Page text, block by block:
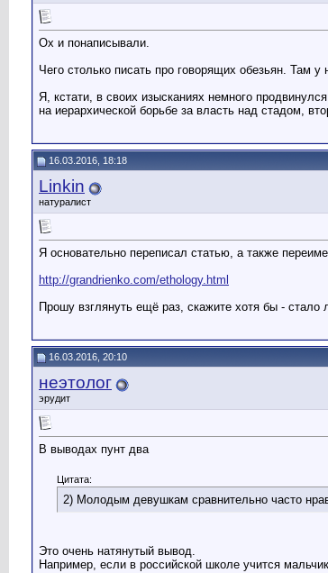
Ох и понаписывали.
Чего столько писать про говорящих обезьян. Там у
Я, кстати, в своих изысканиях немного
на иерархической борьбе за власть над стадом,
16.03.2016, 18:18
Linkin
натуралист
Я основательно переписал статью, а также
http://grandrienko.com/ethology.html
Прошу взглянуть ещё раз, скажите хотя бы - стало
16.03.2016, 20:10
неэтолог
эрудит
В выводах пунт два
Цитата:
2) Молодым девушкам сравнительно часто
Это очень натянутый вывод.
Например, если в российской школе учится